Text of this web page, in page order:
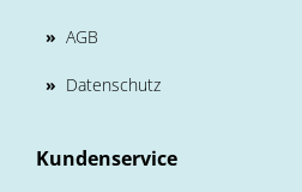
» AGB
» Datenschutz
Kundenservice